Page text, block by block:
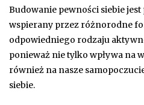
Budowanie pewności siebie
wspierany przez różnorodne
odpowiedniego rodzaju
ponieważ nie tylko wpływa na
również na nasze
siebie.